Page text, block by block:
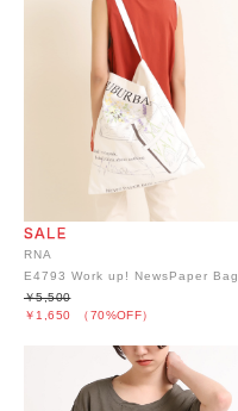
RNA
E4793 Work up! NewsPaper Bag
￥1,650 （70%OFF）
￥5,500